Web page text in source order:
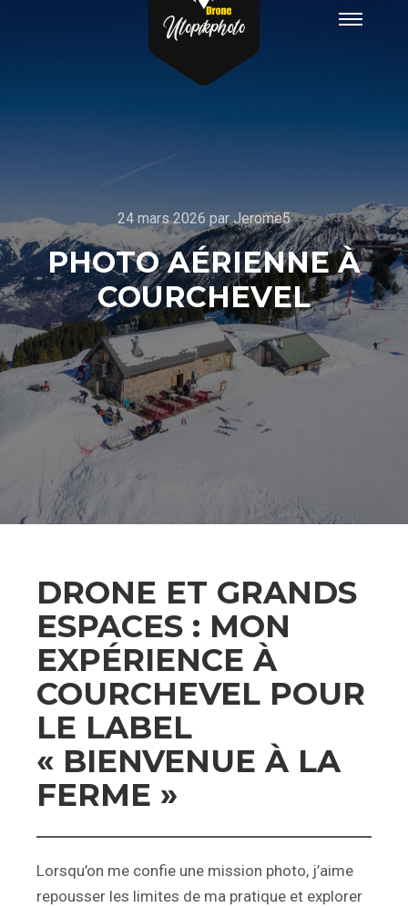
24 mars 2026 parJerome5
PHOTO AÉRIENNE À
COURCHEVEL
DRONE ET GRANDS
ESPACES : MON
EXPÉRIENCE À
COURCHEVEL POUR
LE LABEL
« BIENVENUE À LA
FERME »
Lorsqu’on me confie une mission photo, j’aime
repousser les limites de ma pratique et explorer